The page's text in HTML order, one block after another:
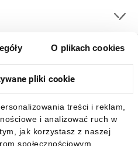
O plikach cookies
pliki cookie
treści i reklam,
i analizować ruch w
jak korzystasz z naszej
społecznościowym,